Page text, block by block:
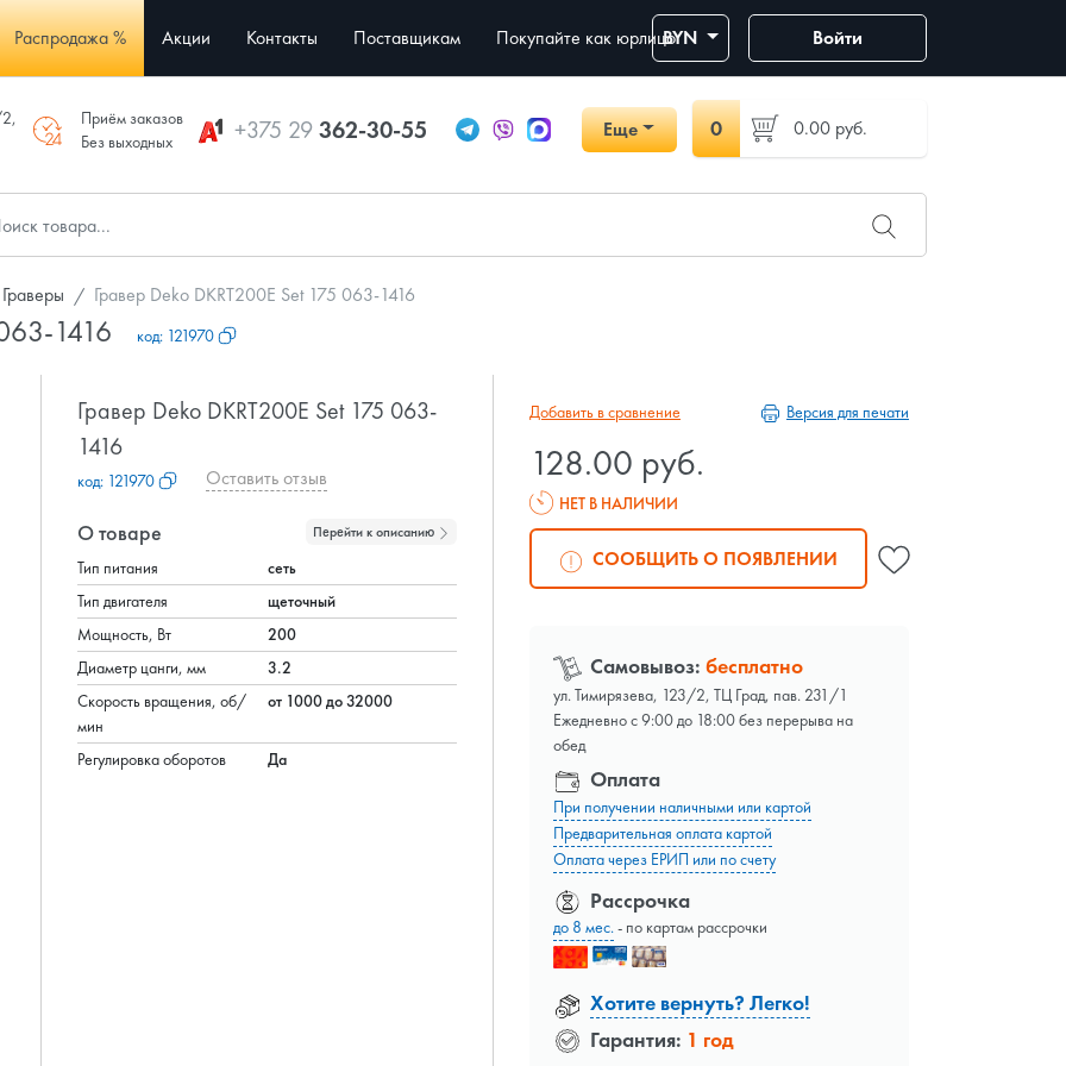
Распродажа % Акции Контакты Поставщикам Покупайте как юрлицоBYN Войти
Приём заказов
Без выходных
+375 29362-30-55 Еще 0 0.00 руб.
Граверы Гравер Deko DKRT200E Set 175 063-1416
1416 код: 121970
Гравер Deko DKRT200E Set 175 063-
1416
код: 121970 Оставить отзыв
О товаре Перейти к описанию
Тип питания
сеть
Тип двигателя
щеточный
Мощность, Вт
200
Диаметр цанги, мм
3.2
Cкорость вращения, об/
мин
от 1000 до 32000
Регулировка оборотов Да
Добавить в сравнение Версия для печати
128.00 руб.
НЕТ В НАЛИЧИИ
СООБЩИТЬ О ПОЯВЛЕНИИ
Самовывоз: бесплатно
ул. Тимирязева, 123/2, ТЦ Град, пав. 231/1
Ежедневно с 9:00 до 18:00 без перерыва на
обед
Оплата
При получении наличными или картой
Предварительная оплата картой
Оплата через ЕРИП или по счету
Рассрочка
до 8 мес.- по картам рассрочки
Хотите вернуть? Легко!
Гарантия: 1 год